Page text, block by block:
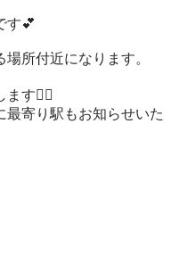
す💕
所付近になります。
す🙇‍♀️
最寄り駅もお知らせいた